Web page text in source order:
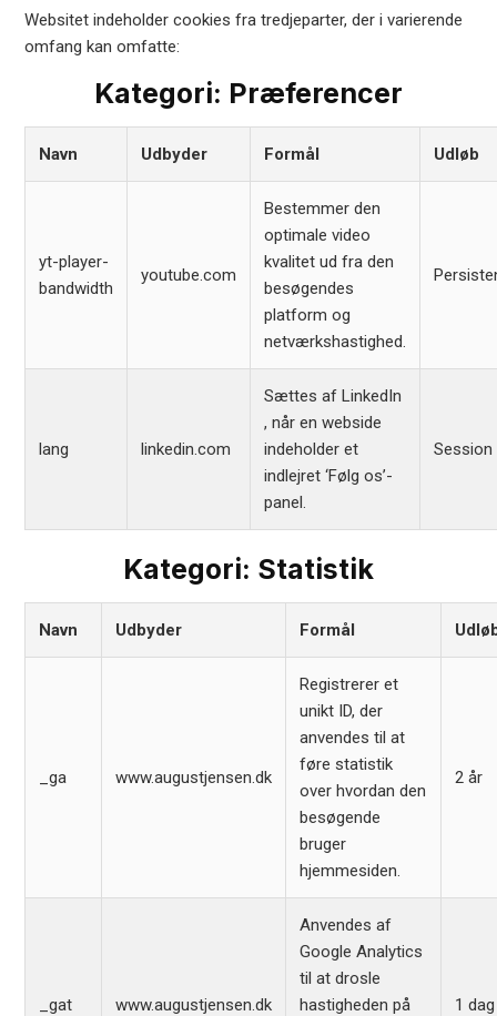
Websitet indeholder cookies fra tredjeparter, der i varierende
omfang kan omfatte:
Kategori: Præferencer
Navn Udbyder Formål Udløb
yt-player-
bandwidth
youtube.com
Bestemmer den
optimale video
kvalitet ud fra den
besøgendes
platform og
netværkshastighed.
lang linkedin.com
Sættes af LinkedIn
, når en webside
indeholder et
indlejret ‘Følg os’-
panel.
Session
Kategori: Statistik
Navn Udbyder Formål
_ga www.augustjensen.dk
Registrerer et
unikt ID, der
anvendes til at
føre statistik
over hvordan den
besøgende
bruger
hjemmesiden.
2 år
_gat www.augustjensen.dk
Anvendes af
Google Analytics
til at drosle
hastigheden på
1 dag